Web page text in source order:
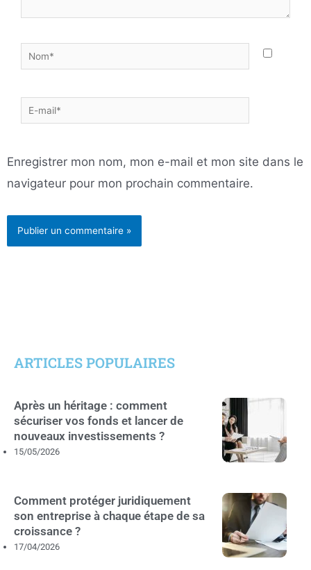
Nom*
E-
mail*
Enregistrer mon nom, mon e-mail et mon site dans le
navigateur pour mon prochain commentaire.
ARTICLES POPULAIRES
Après un héritage : comment
sécuriser vos fonds et lancer de
nouveaux investissements ?
15/05/2026
Comment protéger juridiquement
son entreprise à chaque étape de sa
croissance ?
17/04/2026